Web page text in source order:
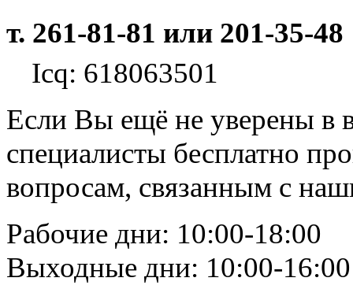
т. 261-81-81 или 201-35-48
Icq: 618063501
Если Вы ещё не уверены в
специалисты бесплатно
вопросам, связанным с
Рабочие дни: 10:00-18:00
Выходные дни: 10:00-16:00